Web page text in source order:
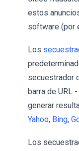
estos
software (por
Los
secuestrador
barra de URL
generar
Yahoo, Bing,
Los